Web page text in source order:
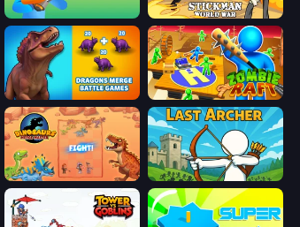
Dino Defense Stickman World War
Dragons Merge: Battle Games Zombie Raft
Dinosaurs Merge Master Last Archer